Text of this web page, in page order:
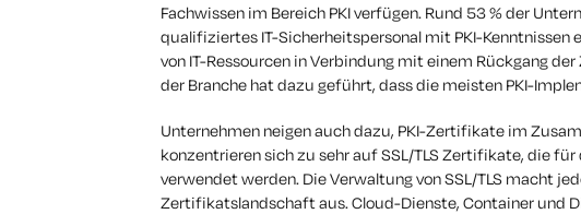
Fachwissen im Bereich PKI verfügen. Rund 53 % der
qualifiziertes IT-Sicherheitspersonal mit PKI-Kenntnissen
von IT-Ressourcen in Verbindung mit einem Rückgang
der Branche hat dazu geführt, dass die meisten PKI-
Unternehmen neigen auch dazu, PKI-Zertifikate im
konzentrieren sich zu sehr auf SSL/TLS Zertifikate, die
verwendet werden. Die Verwaltung von SSL/TLS macht
Zertifikatslandschaft aus. Cloud-Dienste, Container und